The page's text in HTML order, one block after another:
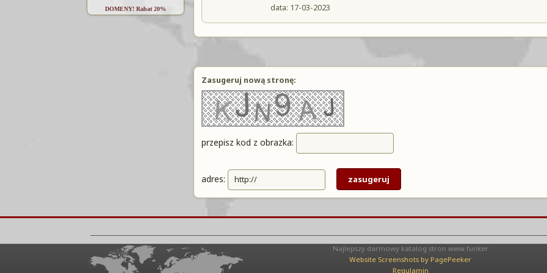
DOMENY! Rabat 20% data: 17-03-2023
Zasugeruj nową stronę:
przepisz kod z obrazka:
adres:
Najlepszy darmowy katalog stron www funker
Website Screenshots by PagePeeker
Regulamin